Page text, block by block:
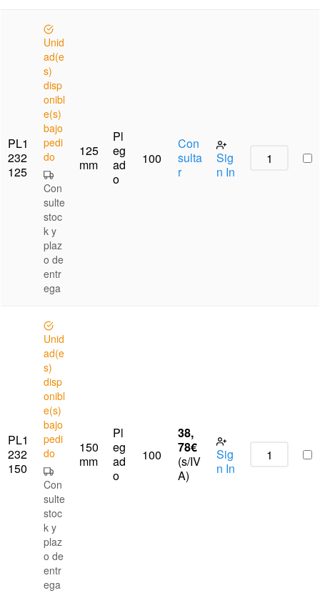
PL1
232
125
Unid
ad(e
s)
disp
onibl
e(s)
bajo
pedi
do
Con
sulte
stoc
k y
plaz
o de
entr
ega
125
mm
Pl
eg
ad
o
100
Con
sulta
r
Sig
n In
PL1
232
150
Unid
ad(e
s)
disp
onibl
e(s)
bajo
pedi
do
Con
sulte
stoc
k y
plaz
o de
entr
ega
150
mm
Pl
eg
ad
o
100
38,
78€
(s/IV
A)
Sig
n In